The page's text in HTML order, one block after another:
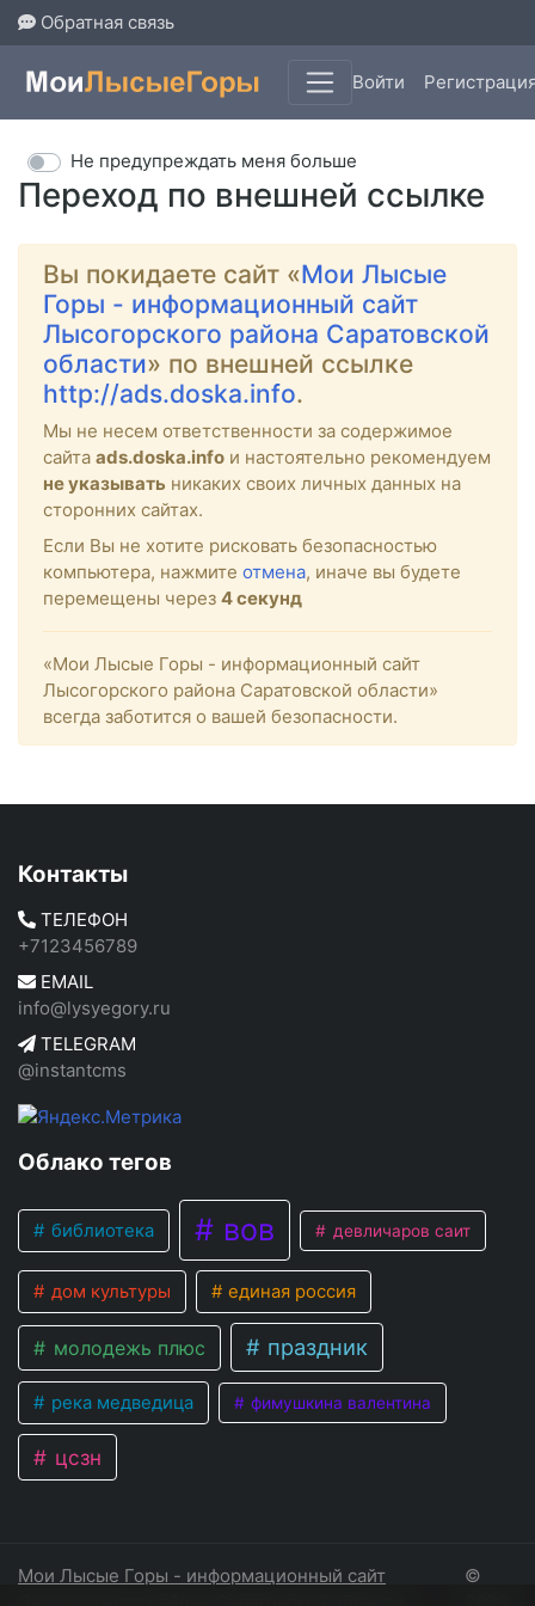
Обратная связь
Войти
Переход по внешней ссылке
Не предупреждать меня больше
Вы покидаете сайт «Мои Лысые
Горы - информационный сайт
Лысогорского района Саратовской
области» по внешней ссылке
http://ads.doska.info.
Мы не несем ответственности за содержимое
сайта ads.doska.info и настоятельно рекомендуем
не указывать никаких своих личных данных на
сторонних сайтах.
Если Вы не хотите рисковать безопасностью
компьютера, нажмите отмена, иначе вы будете
перемещены через 4секунд
«Мои Лысые Горы - информационный сайт
Лысогорского района Саратовской области»
всегда заботится о вашей безопасности.
Контакты
ТЕЛЕФОН
+7123456789
EMAIL
info@lysyegory.ru
TELEGRAM
@instantcms
Облако тегов
библиотека вов девличаров саит
дом культуры единая россия
молодежь плюс праздник
река медведица фимушкина валентина
цсзн
Мои Лысые Горы - информационный сайт
©